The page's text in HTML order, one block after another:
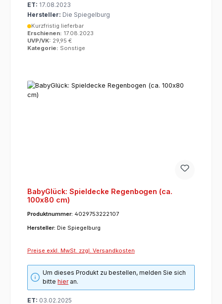
ET: 17.08.2023
Hersteller: Die Spiegelburg
Kurzfristig lieferbar
Erschienen: 17.08.2023
UVP/VK: 29,95 €
Kategorie: Sonstige
BabyGlück: Spieldecke Regenbogen (ca.
100x80 cm)
Produktnummer: 4029753222107
Hersteller: Die Spiegelburg
Preise exkl. MwSt. zzgl. Versandkosten
Um dieses Produkt zu bestellen, melden Sie sich
bittehieran.
ET: 03.02.2025